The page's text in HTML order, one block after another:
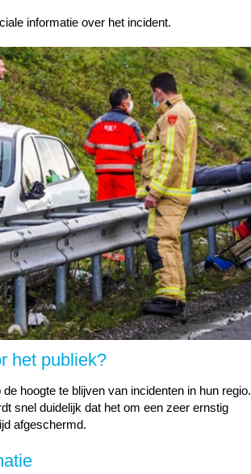
informatie over het incident.
het publiek?
hoogte te blijven van incidenten in hun regio.
snel duidelijk dat het om een zeer ernstig
afgeschermd.